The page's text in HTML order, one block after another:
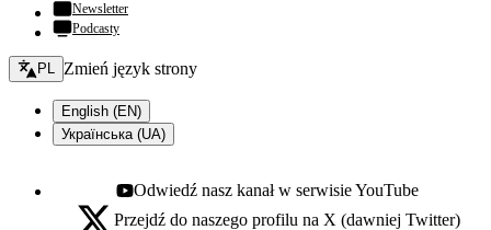
Newsletter
Podcasty
Zmień język - bieżący:
PL Zmień język strony
English (EN)
Українська (UA)
Youtube - otwiera się w nowej karcie
Odwiedź nasz kanał w serwisie YouTube
Przejdź do naszego profilu na X (dawniej Twitter)